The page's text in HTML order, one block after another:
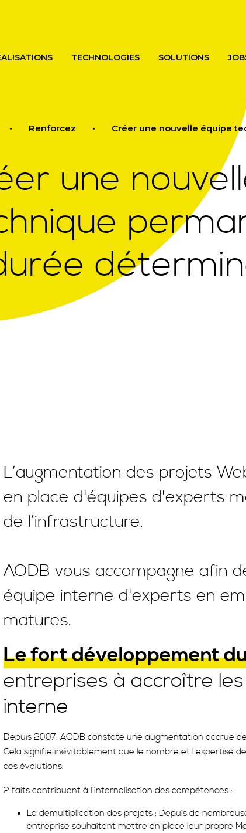
TECHNOLOGIES SOLUTIONS
Renforcez Créer une nouvelle équipe technique
une
L’augmentation des projets
en place d'équipes d'experts
de l’infrastructure.
AODB vous accompagne afin
équipe interne d'experts en
matures.
Le fort développement
entreprises à accroître
interne
Depuis 2007, AODB constate une augmentation accrue
Cela signifie inévitablement que le nombre et l'expertise
ces évolutions.
2 faits contribuent à l’internalisation des compétences :
La démultiplication des projets : Depuis de
entreprise souhaitent mettre en place leur propre